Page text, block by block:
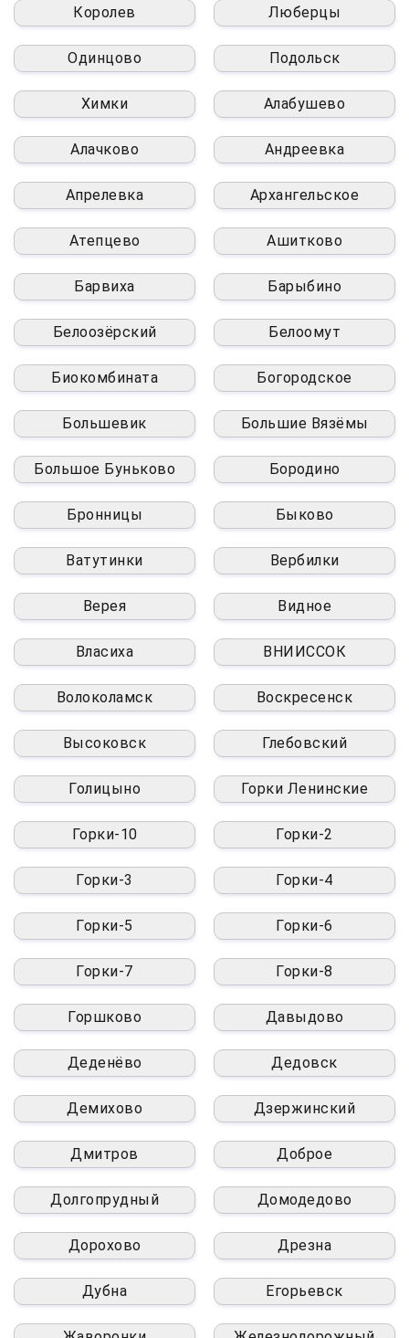
Королев Люберцы
Одинцово Подольск
Химки Алабушево
Алачково Андреевка
Апрелевка Архангельское
Атепцево Ашитково
Барвиха Барыбино
Белоозёрский Белоомут
Биокомбината Богородское
Большевик Большие Вязёмы
Большое Буньково Бородино
Бронницы Быково
Ватутинки Вербилки
Верея Видное
Власиха ВНИИССОК
Волоколамск Воскресенск
Высоковск Глебовский
Голицыно Горки Ленинские
Горки-10 Горки-2
Горки-3 Горки-4
Горки-5 Горки-6
Горки-7 Горки-8
Горшково Давыдово
Деденёво Дедовск
Демихово Дзержинский
Дмитров Доброе
Долгопрудный Домодедово
Дорохово Дрезна
Дубна Егорьевск